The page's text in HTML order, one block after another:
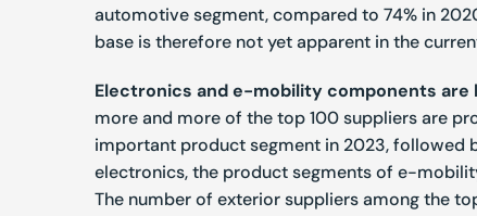
automotivesegment, compared to 74% in
base is therefore not yet apparent in the
Electronics and e-mobility components are
more and more of the top 100 suppliersare
important product segment in 2023, followed
electronics, the product segments of e-
The number of exterior suppliers among the